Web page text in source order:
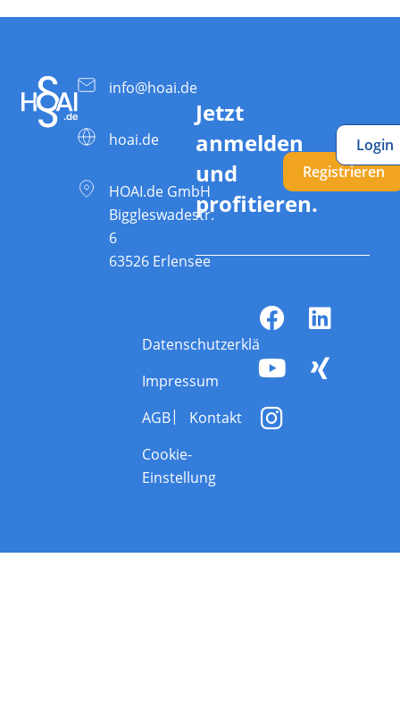
info@hoai.de
hoai.de
HOAI.de GmbH
Biggleswadestr.
6
63526 Erlensee
Jetzt
anmelden
und
profitieren.
Registrieren
Login
Datenschutzerklärung
Impressum
AGB
Kontakt
Cookie-
Einstellung